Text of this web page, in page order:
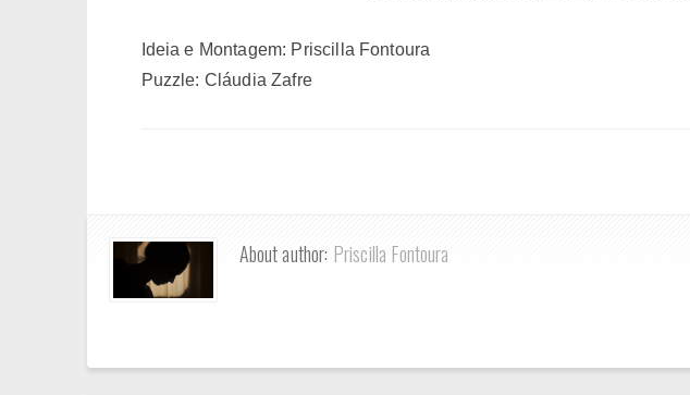
Ideia e Montagem: Priscilla Fontoura
Puzzle: Cláudia Zafre
About author: Priscilla Fontoura